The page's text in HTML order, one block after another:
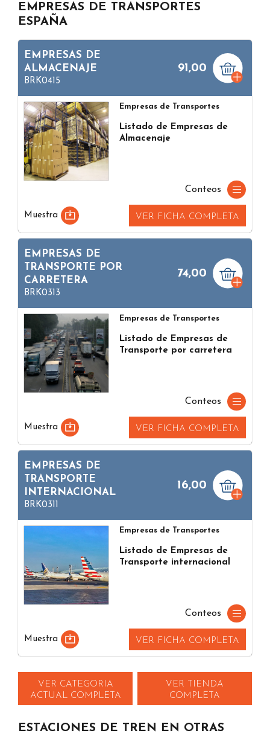
EMPRESAS DE TRANSPORTES
ESPAÑA
EMPRESAS DE
ALMACENAJE
BRK0415
91,00
Empresas de Transportes
Listado de Empresas de
Almacenaje
Conteos
Muestra VER FICHA COMPLETA
EMPRESAS DE
TRANSPORTE POR
CARRETERA
BRK0313
74,00
Empresas de Transportes
Listado de Empresas de
Transporte por carretera
Conteos
Muestra VER FICHA COMPLETA
EMPRESAS DE
TRANSPORTE
INTERNACIONAL
BRK0311
16,00
Empresas de Transportes
Listado de Empresas de
Transporte internacional
Conteos
Muestra VER FICHA COMPLETA
VER CATEGORIA
ACTUAL COMPLETA
VER TIENDA
COMPLETA
ESTACIONES DE TREN EN OTRAS